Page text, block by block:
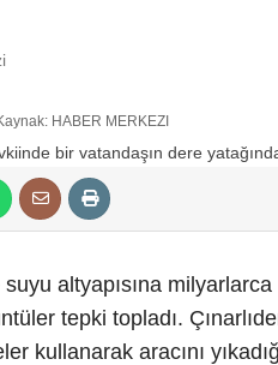
HABER MERKEZI
altyapısına milyarlarca
tepki topladı.
kullanarak aracını